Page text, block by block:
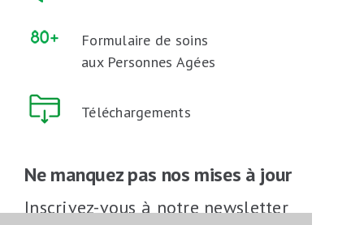
Formulaire de soins
aux Personnes Agées
Téléchargements
Ne manquez pas nos mises à jour
Inscrivez-vous à notre newsletter